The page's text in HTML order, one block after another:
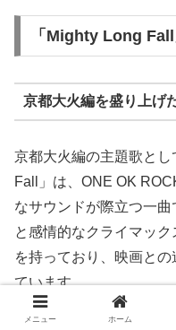
「Mighty Long
京都大火編を盛り上げ
京都大火編の主題歌と
Fall」は、ONE OK
なサウンドが際立つ一
と感情的なクライマッ
を持っており、映画と
ています。
メニュー ホーム